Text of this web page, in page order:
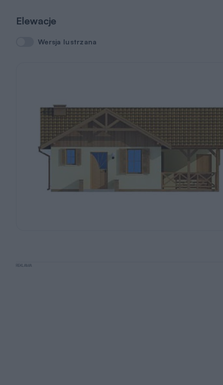
Elewacje
Wersja lustrzana
Wersja lustrzana
REKLAMA